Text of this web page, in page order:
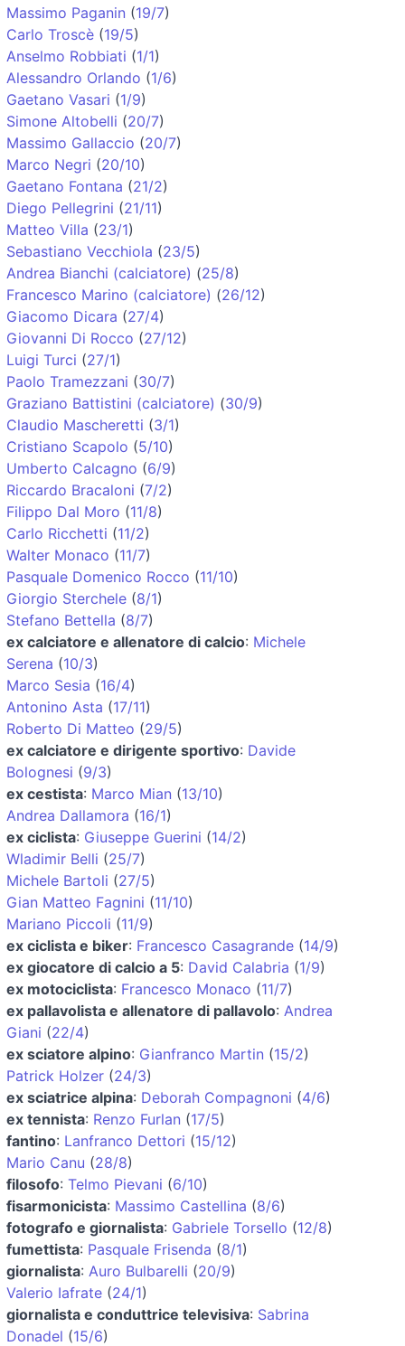
Massimo Paganin (19/7)
Carlo Troscè (19/5)
Anselmo Robbiati (1/1)
Alessandro Orlando (1/6)
Gaetano Vasari (1/9)
Simone Altobelli (20/7)
Massimo Gallaccio (20/7)
Marco Negri (20/10)
Gaetano Fontana (21/2)
Diego Pellegrini (21/11)
Matteo Villa (23/1)
Sebastiano Vecchiola (23/5)
Andrea Bianchi (calciatore) (25/8)
Francesco Marino (calciatore) (26/12)
Giacomo Dicara (27/4)
Giovanni Di Rocco (27/12)
Luigi Turci (27/1)
Paolo Tramezzani (30/7)
Graziano Battistini (calciatore) (30/9)
Claudio Mascheretti (3/1)
Cristiano Scapolo (5/10)
Umberto Calcagno (6/9)
Riccardo Bracaloni (7/2)
Filippo Dal Moro (11/8)
Carlo Ricchetti (11/2)
Walter Monaco (11/7)
Pasquale Domenico Rocco (11/10)
Giorgio Sterchele (8/1)
Stefano Bettella (8/7)
ex calciatore e allenatore di calcio: Michele
Serena (10/3)
Marco Sesia (16/4)
Antonino Asta (17/11)
Roberto Di Matteo (29/5)
ex calciatore e dirigente sportivo: Davide
Bolognesi (9/3)
ex cestista: Marco Mian (13/10)
Andrea Dallamora (16/1)
ex ciclista: Giuseppe Guerini (14/2)
Wladimir Belli (25/7)
Michele Bartoli (27/5)
Gian Matteo Fagnini (11/10)
Mariano Piccoli (11/9)
ex ciclista e biker: Francesco Casagrande (14/9)
ex giocatore di calcio a 5: David Calabria (1/9)
ex motociclista: Francesco Monaco (11/7)
ex pallavolista e allenatore di pallavolo: Andrea
Giani (22/4)
ex sciatore alpino: Gianfranco Martin (15/2)
Patrick Holzer (24/3)
ex sciatrice alpina: Deborah Compagnoni (4/6)
ex tennista: Renzo Furlan (17/5)
fantino: Lanfranco Dettori (15/12)
Mario Canu (28/8)
filosofo: Telmo Pievani (6/10)
fisarmonicista: Massimo Castellina (8/6)
fotografo e giornalista: Gabriele Torsello (12/8)
fumettista: Pasquale Frisenda (8/1)
giornalista: Auro Bulbarelli (20/9)
Valerio Iafrate (24/1)
giornalista e conduttrice televisiva: Sabrina
Donadel (15/6)